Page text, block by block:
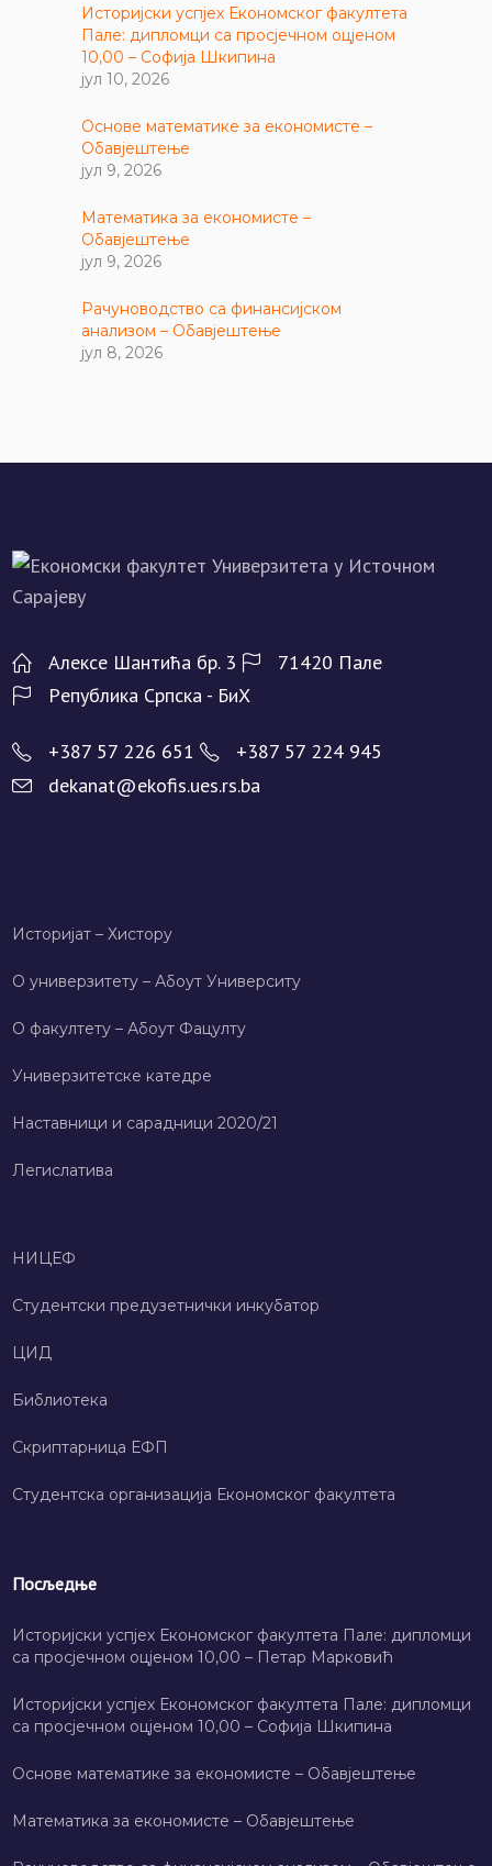
Историјски успјех Економског факултета
Пале: дипломци са просјечном оцјеном
10,00 – Софија Шкипина
јул 10, 2026
Основе математике за економисте –
Обавјештење
јул 9, 2026
Математика за економисте –
Обавјештење
јул 9, 2026
Рачуноводство са финансијском
анализом – Обавјештење
јул 8, 2026
Алeксe Шантића бр. 3
71420 Палe
Рeпублика Српска - БиХ
+387 57 226 651
+387 57 224 945
dekanat@ekofis.ues.rs.ba
Историјат – Хисторy
О универзитету – Абоут Университy
О факултету – Абоут Фацултy
Универзитетске катедре
Наставници и сарадници 2020/21
Легислатива
НИЦЕФ
Студентски предузетнички инкубатор
ЦИД
Библиотека
Скриптарница ЕФП
Студентска организација Економског факултета
Посљедње
Историјски успјех Економског факултета Пале: дипломци
са просјечном оцјеном 10,00 – Петар Марковић
Историјски успјех Економског факултета Пале: дипломци
са просјечном оцјеном 10,00 – Софија Шкипина
Основе математике за економисте – Обавјештење
Математика за економисте – Обавјештење